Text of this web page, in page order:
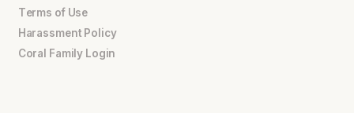
Terms of Use
Harassment Policy
Coral Family Login